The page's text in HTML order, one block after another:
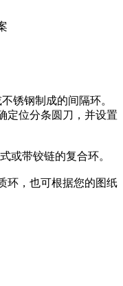
锈钢制成的间隔环。
定位分条圆刀，并设置
或带铰链的复合环。
环，也可根据您的图纸